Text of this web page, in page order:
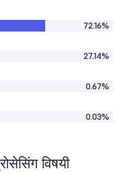
72.16%
27.14%
0.67%
0.03%
विषयी